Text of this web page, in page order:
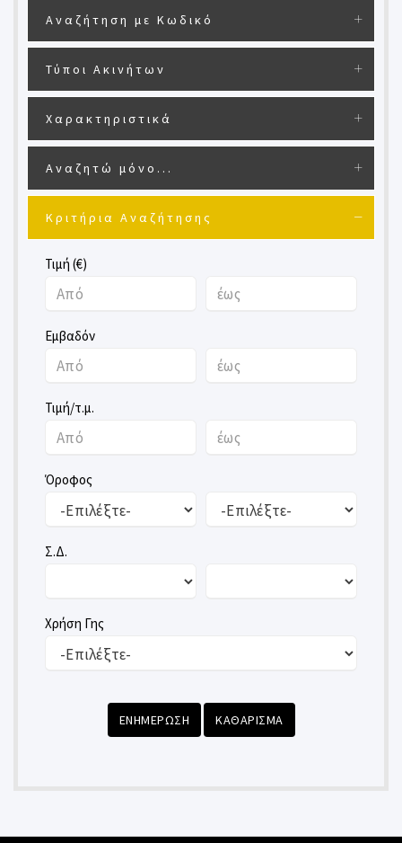
Αναζήτηση με Κωδικό
Τύποι Ακινήτων
Χαρακτηριστικά
Αναζητώ μόνο...
Κριτήρια Αναζήτησης
Τιμή (€)
Εμβαδόν
Τιμή/τ.μ.
Όροφος
Σ.Δ.
Χρήση Γης
ΕΝΗΜΕΡΩΣΗ ΚΑΘΑΡΙΣΜΑ